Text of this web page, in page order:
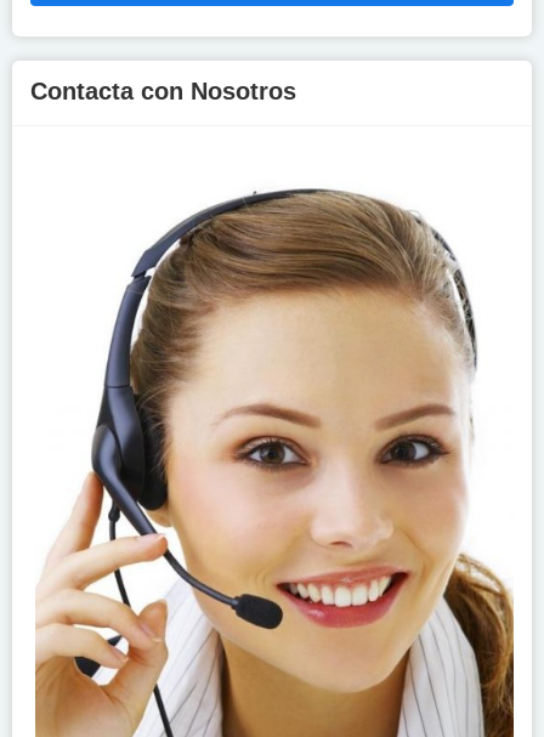
Contacta con Nosotros